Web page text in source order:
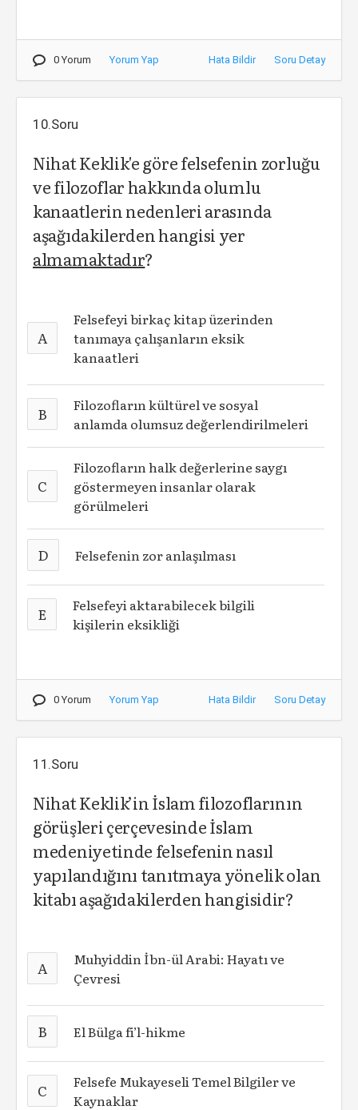
0 Yorum Yorum Yap Hata Bildir Soru Detay
10.Soru
Nihat Keklik'e göre felsefenin zorluğu
ve filozoflar hakkında olumlu
kanaatlerin nedenleri arasında
aşağıdakilerden hangisi yer
almamaktadır?
A
Felsefeyi birkaç kitap üzerinden
tanımaya çalışanların eksik
kanaatleri
B
Filozofların kültürel ve sosyal
anlamda olumsuz değerlendirilmeleri
C
Filozofların halk değerlerine saygı
göstermeyen insanlar olarak
görülmeleri
D Felsefenin zor anlaşılması
E
Felsefeyi aktarabilecek bilgili
kişilerin eksikliği
0 Yorum Yorum Yap Hata Bildir Soru Detay
11.Soru
Nihat Keklik’in İslam filozoflarının
görüşleri çerçevesinde İslam
medeniyetinde felsefenin nasıl
yapılandığını tanıtmaya yönelik olan
kitabı aşağıdakilerden hangisidir?
A
Muhyiddin İbn-ül Arabi: Hayatı ve
Çevresi
B El Bülga fi’l-hikme
C
Felsefe Mukayeseli Temel Bilgiler ve
Kaynaklar